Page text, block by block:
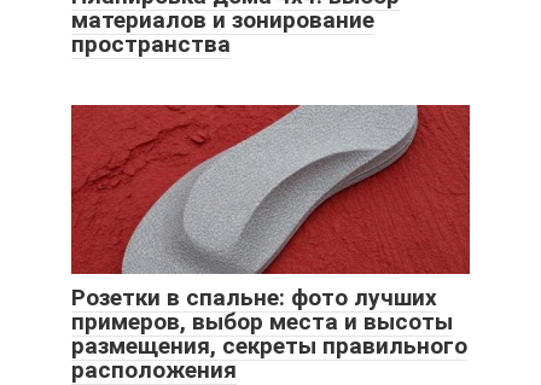
материалов и зонирование
пространства
Розетки в спальне: фото лучших
примеров, выбор места и высоты
размещения, секреты правильного
расположения